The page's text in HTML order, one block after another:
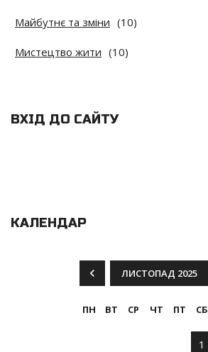
Майбутнє та зміни (10)
Мистецтво жити (10)
ВХІД ДО САЙТУ
КАЛЕНДАР
ЛИСТОПАД 2025
ПН ВТ СР ЧТ ПТ СБ
1